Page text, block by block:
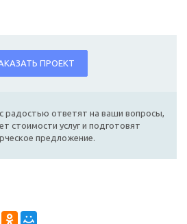
ПРОЕКТ
радостью ответят на ваши вопросы,
стоимости услуг и подготовят
предложение.